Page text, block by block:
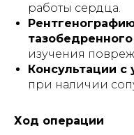
работы сердца.
тазобедренного
изучения
Консультации с
при наличии
Ход операции